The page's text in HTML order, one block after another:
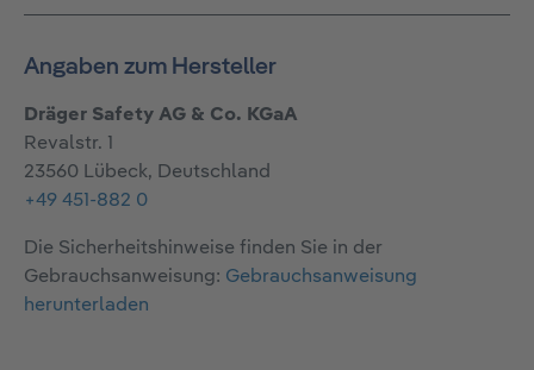
Angaben zum Hersteller
Dräger Safety AG & Co. KGaA
Revalstr. 1
23560 Lübeck, Deutschland
+49 451-882 0
Die Sicherheitshinweise finden Sie in der
Gebrauchsanweisung: Gebrauchsanweisung
herunterladen